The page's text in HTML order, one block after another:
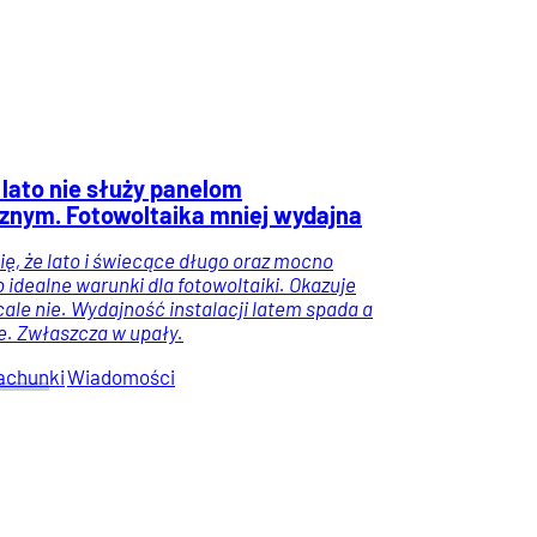
nie służy panelom
Fotowoltaika mniej wydajna
że lato i świecące długo oraz mocno
idealne warunki dla fotowoltaiki. Okazuje
nie. Wydajność instalacji latem spada a
Zwłaszcza w upały.
Wiadomości